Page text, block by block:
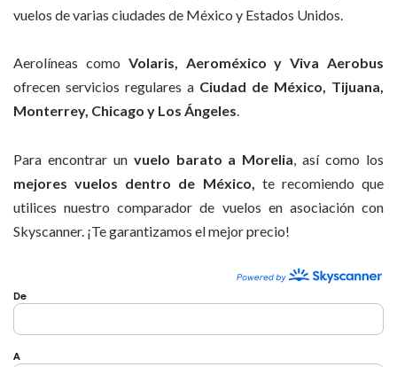
vuelos de varias ciudades de México y Estados Unidos.
Aerolíneas como Volaris, Aeroméxico y Viva Aerobus
ofrecen servicios regulares a Ciudad de México, Tijuana,
Monterrey, Chicago y Los Ángeles.
Para encontrar unvuelo barato a Morelia , así como los
mejores vuelos dentro de México,
te recomiendo que
utilices nuestro comparador de vuelos en asociación con
Skyscanner. ¡Te garantizamos el mejor precio!